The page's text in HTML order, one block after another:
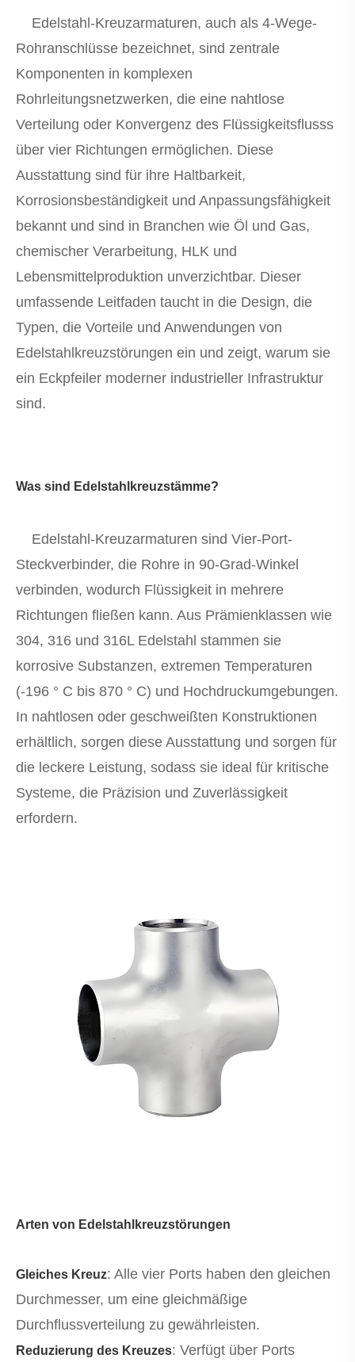
Edelstahl-Kreuzarmaturen, auch als 4-Wege-
Rohranschlüsse bezeichnet, sind zentrale
Komponenten in komplexen
Rohrleitungsnetzwerken, die eine nahtlose
Verteilung oder Konvergenz des Flüssigkeitsflusss
über vier Richtungen ermöglichen. Diese
Ausstattung sind für ihre Haltbarkeit,
Korrosionsbeständigkeit und Anpassungsfähigkeit
bekannt und sind in Branchen wie Öl und Gas,
chemischer Verarbeitung, HLK und
Lebensmittelproduktion unverzichtbar. Dieser
umfassende Leitfaden taucht in die Design, die
Typen, die Vorteile und Anwendungen von
Edelstahlkreuzstörungen ein und zeigt, warum sie
ein Eckpfeiler moderner industrieller Infrastruktur
sind.
Was sind Edelstahlkreuzstämme?
Edelstahl-Kreuzarmaturen sind Vier-Port-
Steckverbinder, die Rohre in 90-Grad-Winkel
verbinden, wodurch Flüssigkeit in mehrere
Richtungen fließen kann. Aus Prämienklassen wie
304, 316 und 316L Edelstahl stammen sie
korrosive Substanzen, extremen Temperaturen
(-196 ° C bis 870 ° C) und Hochdruckumgebungen.
In nahtlosen oder geschweißten Konstruktionen
erhältlich, sorgen diese Ausstattung und sorgen für
die leckere Leistung, sodass sie ideal für kritische
Systeme, die Präzision und Zuverlässigkeit
erfordern.
Arten von Edelstahlkreuzstörungen
Gleiches Kreuz: Alle vier Ports haben den gleichen
Durchmesser, um eine gleichmäßige
Durchflussverteilung zu gewährleisten.
Reduzierung des Kreuzes: Verfügt über Ports